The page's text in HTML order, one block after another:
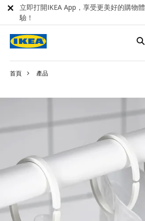
首頁 產品
立即打開IKEA App，享受更美好的購物體
驗！